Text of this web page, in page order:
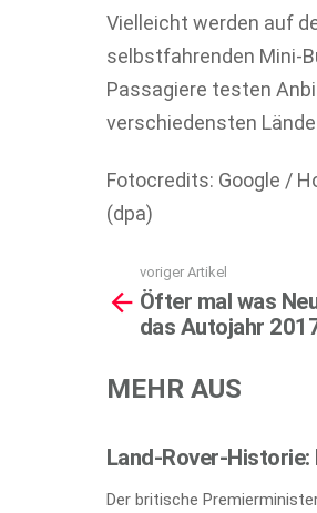
Vielleicht werden auf
selbstfahrenden Mini-
Passagiere testen
verschiedensten
Fotocredits: Google /
(dpa)
more
voriger Artikel
Öfter mal was
das Autojahr
MEHR AUS
Land-Rover-Historie:
Der britische